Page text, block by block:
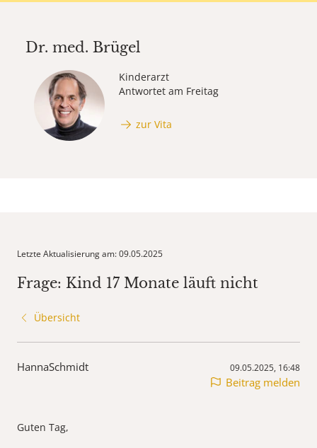
Dr. med. Brügel
Kinderarzt
Antwortet am Freitag
zur Vita
Letzte Aktualisierung am: 09.05.2025
Frage: Kind 17 Monate läuft nicht
Übersicht
HannaSchmidt 09.05.2025, 16:48
Beitrag melden
Guten Tag,